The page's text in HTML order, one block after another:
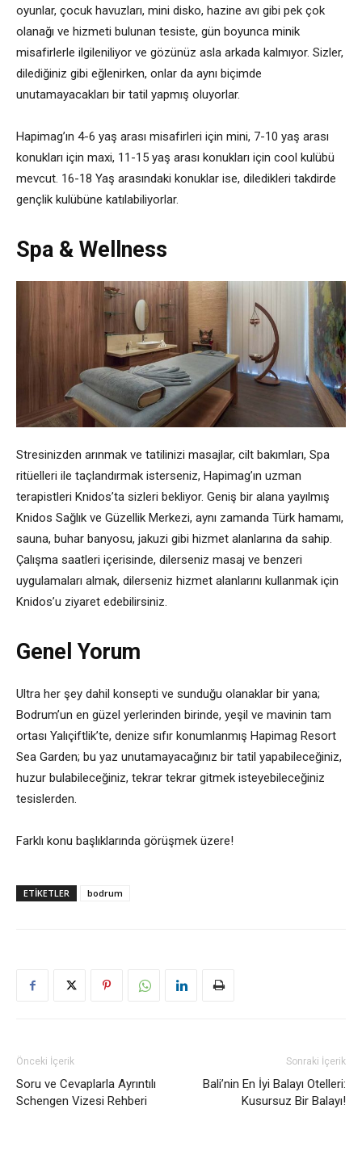
oyunlar, çocuk havuzları, mini disko, hazine avı gibi pek çok
olanağı ve hizmeti bulunan tesiste, gün boyunca minik
misafirlerle ilgileniliyor ve gözünüz asla arkada kalmıyor. Sizler,
dilediğiniz gibi eğlenirken, onlar da aynı biçimde
unutamayacakları bir tatil yapmış oluyorlar.
Hapimag’ın 4-6 yaş arası misafirleri için mini, 7-10 yaş arası
konukları için maxi, 11-15 yaş arası konukları için cool kulübü
mevcut. 16-18 Yaş arasındaki konuklar ise, diledikleri takdirde
gençlik kulübüne katılabiliyorlar.
Spa & Wellness
Stresinizden arınmak ve tatilinizi masajlar, cilt bakımları, Spa
ritüelleri ile taçlandırmak isterseniz, Hapimag’ın uzman
terapistleri Knidos’ta sizleri bekliyor. Geniş bir alana yayılmış
Knidos Sağlık ve Güzellik Merkezi, aynı zamanda Türk hamamı,
sauna, buhar banyosu, jakuzi gibi hizmet alanlarına da sahip.
Çalışma saatleri içerisinde, dilerseniz masaj ve benzeri
uygulamaları almak, dilerseniz hizmet alanlarını kullanmak için
Knidos’u ziyaret edebilirsiniz.
Genel Yorum
Ultra her şey dahil konsepti ve sunduğu olanaklar bir yana;
Bodrum’un en güzel yerlerinden birinde, yeşil ve mavinin tam
ortası Yalıçiftlik’te, denize sıfır konumlanmış Hapimag Resort
Sea Garden; bu yaz unutamayacağınız bir tatil yapabileceğiniz,
huzur bulabileceğiniz, tekrar tekrar gitmek isteyebileceğiniz
tesislerden.
Farklı konu başlıklarında görüşmek üzere!
ETIKETLER bodrum
Önceki İçerik
Soru ve Cevaplarla Ayrıntılı
Schengen Vizesi Rehberi
Sonraki İçerik
Bali’nin En İyi Balayı Otelleri:
Kusursuz Bir Balayı!